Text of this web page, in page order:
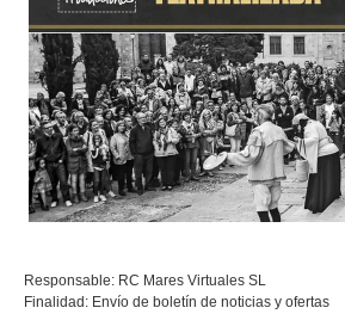
Responsable: RC Mares Virtuales SL
Finalidad: Envío de boletín de noticias y ofertas